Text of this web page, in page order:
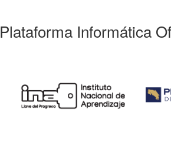
Plataforma Informática